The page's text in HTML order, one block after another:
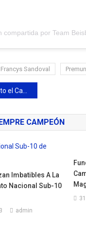
compartida por Team
Francys Sandoval
Abiertas 2023
CAMPEÓN
Imbatibles A La
Nacional Sub-10
admin